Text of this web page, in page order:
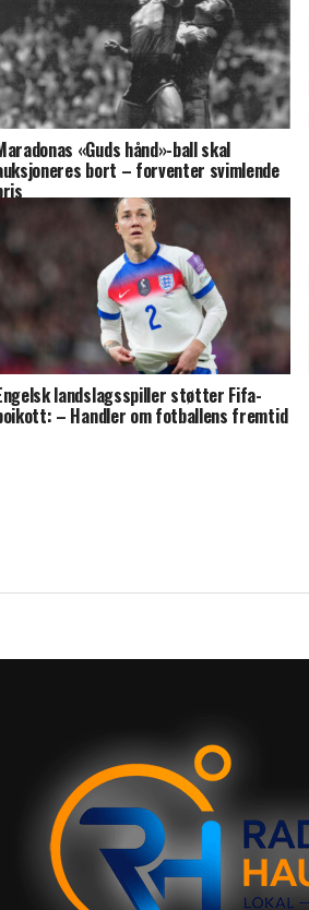
«Guds hånd»-ball skal
bort – forventer svimlende
landslagsspiller støtter Fifa-
– Handler om fotballens fremtid